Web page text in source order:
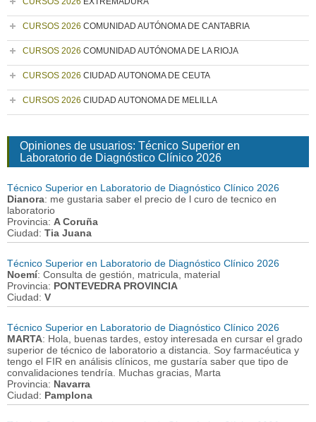
CURSOS 2026 COMUNIDAD AUTÓNOMA DE CANTABRIA
CURSOS 2026 COMUNIDAD AUTÓNOMA DE LA RIOJA
CURSOS 2026 CIUDAD AUTONOMA DE CEUTA
CURSOS 2026 CIUDAD AUTONOMA DE MELILLA
Opiniones de usuarios: Técnico Superior en
Laboratorio de Diagnóstico Clínico 2026
Técnico Superior en Laboratorio de Diagnóstico Clínico 2026
Dianora: me gustaria saber el precio de l curo de tecnico en
laboratorio
Provincia: A Coruña
Ciudad: Tia Juana
Técnico Superior en Laboratorio de Diagnóstico Clínico 2026
Noemí: Consulta de gestión, matricula, material
Provincia: PONTEVEDRA PROVINCIA
Ciudad: V
Técnico Superior en Laboratorio de Diagnóstico Clínico 2026
MARTA: Hola, buenas tardes, estoy interesada en cursar el grado
superior de técnico de laboratorio a distancia. Soy farmacéutica y
tengo el FIR en análisis clínicos, me gustaría saber que tipo de
convalidaciones tendría. Muchas gracias, Marta
Provincia: Navarra
Ciudad: Pamplona